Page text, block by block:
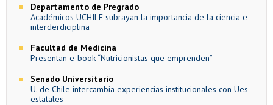
Departamento de Pregrado
Académicos UCHILE subrayan la importancia de la ciencia e
interderdiciplina
Facultad de Medicina
Presentan e-book “Nutricionistas que emprenden”
Senado Universitario
U. de Chile intercambia experiencias institucionales con Ues
estatales